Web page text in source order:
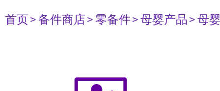
首页> 备件商店> 零备件> 母婴产品> 母